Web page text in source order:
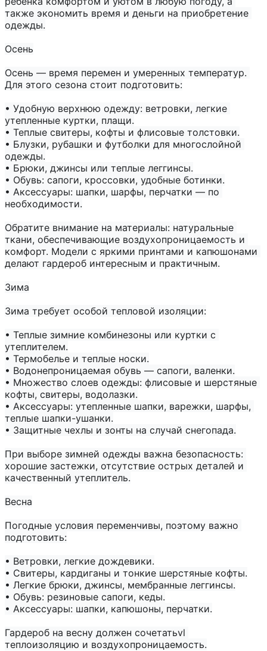
также экономить время и деньги на приобретение
одежды.
Осень
Осень — время перемен и умеренных температур.
Для этого сезона стоит подготовить:
• Удобную верхнюю одежду: ветровки, легкие
утепленные куртки, плащи.
• Теплые свитеры, кофты и флисовые толстовки.
• Блузки, рубашки и футболки для многослойной
одежды.
• Брюки, джинсы или теплые леггинсы.
• Обувь: сапоги, кроссовки, удобные ботинки.
• Аксессуары: шапки, шарфы, перчатки — по
необходимости.
Обратите внимание на материалы: натуральные
ткани, обеспечивающие воздухопроницаемость и
комфорт. Модели с яркими принтами и капюшонами
делают гардероб интересным и практичным.
Зима
Зима требует особой тепловой изоляции:
• Теплые зимние комбинезоны или куртки с
утеплителем.
• Термобелье и теплые носки.
• Водонепроницаемая обувь — сапоги, валенки.
• Множество слоев одежды: флисовые и шерстяные
кофты, свитеры, водолазки.
• Аксессуары: утепленные шапки, варежки, шарфы,
теплые шапки-ушанки.
• Защитные чехлы и зонты на случай снегопада.
При выборе зимней одежды важна безопасность:
хорошие застежки, отсутствие острых деталей и
качественный утеплитель.
Весна
Погодные условия переменчивы, поэтому важно
подготовить:
• Ветровки, легкие дождевики.
• Свитеры, кардиганы и тонкие шерстяные кофты.
• Легкие брюки, джинсы, мембранные леггинсы.
• Обувь: резиновые сапоги, кеды.
• Аксессуары: шапки, капюшоны, перчатки.
Гардероб на весну должен сочетатьvl
теплоизоляцию и воздухопроницаемость.